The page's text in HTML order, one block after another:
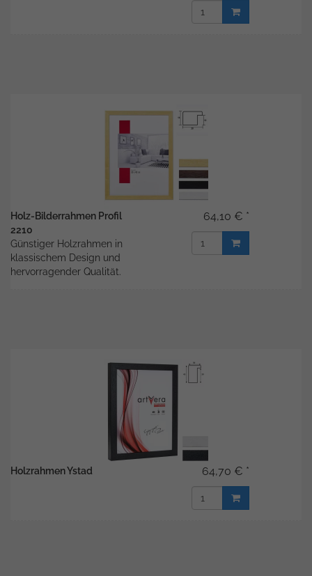
Holz-Bilderrahmen Profil
2210
Günstiger Holzrahmen in
klassischem Design und
hervorragender Qualität.
64,10 € *
Holzrahmen Ystad 64,70 € *